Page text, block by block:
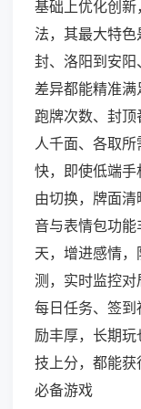
基础上优化创
法，其最大特
封、洛阳到安阳
差异都能精准满
跑牌次数、封
人千面、各取
快，即使低端
由切换，牌面
音与表情包功
天，增进感情
测，实时监控对
每日任务、签
励丰厚，长期
技上分，都能
必备游戏